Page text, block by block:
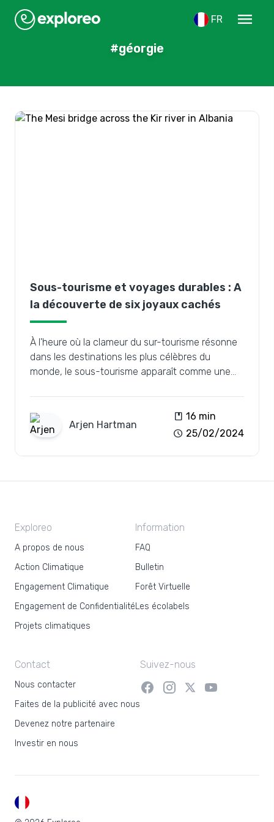
FR menu
#géorgie
Sous-tourisme et voyages durables : A
la découverte de six joyaux cachés
À l'heure où la clameur du sur-tourisme résonne
dans les destinations les plus célèbres du
monde, le sous-tourisme apparaît comme une
moins connus tout en promouvant des pratiques
de voyage durables.
Arjen Hartman
book 16 min
schedule 25/02/2024
Exploreo
A propos de nous
Action Climatique
Engagement Climatique
Engagement de Confidentialité
Projets climatiques
Information
FAQ
Bulletin
Forêt Virtuelle
Les écolabels
Contact
Nous contacter
Faites de la publicité avec nous
Devenez notre partenaire
Investir en nous
Suivez-nous